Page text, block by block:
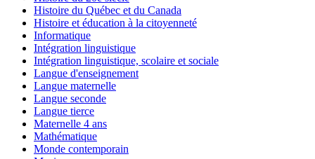
Histoire du Québec et du Canada
Histoire et éducation à la citoyenneté
Informatique
Intégration linguistique
Intégration linguistique, scolaire et sociale
Langue d'enseignement
Langue maternelle
Langue seconde
Langue tierce
Maternelle 4 ans
Mathématique
Monde contemporain